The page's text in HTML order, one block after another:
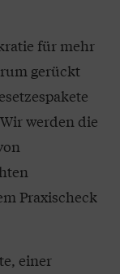
für mehr
gerückt
werden die
Praxischeck
einer